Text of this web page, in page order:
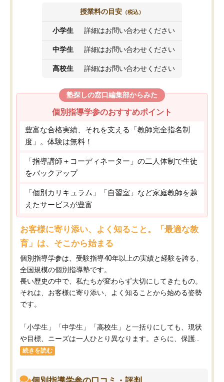
授業料の目安 （税込）
小学生 詳細はお問い合わせください
中学生 詳細はお問い合わせください
高校生 詳細はお問い合わせください
塾探しの窓口編集部からみた
個別指導学参のおすすめポイント
豊富な合格実績、それを支える「教師完全指名制
度」。体験は無料！
「指導講師＋コーディネーター」の二人体制で生徒
をバックアップ
「個別カリキュラム」「自習室」など家庭教師を越
えたサービスが豊富
お客様に寄り添い、よく知ること。「最適な教
育」は、そこから始まる
個別指導学参は、受験指導40年以上の実績と経験を誇る、
全国規模の個別指導塾です。
長い歴史の中で、私たちが変わらず大切にしてきたもの。
それは、お客様に寄り添い、よく知ることから始める姿勢
です。
「小学生」「中学生」「高校生」と一括りにしても、現状
や目標、ニーズは一人ひとり異なります。さらに、保護...
続きを読む